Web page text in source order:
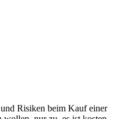
Risi­ken beim Kauf einer